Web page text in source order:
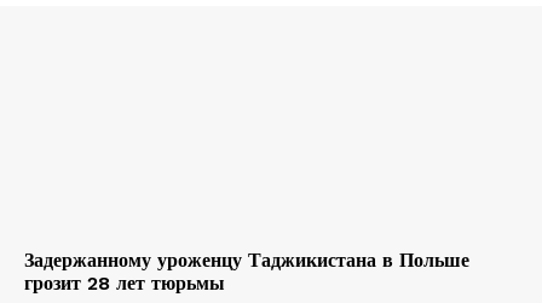
Задержанному уроженцу Таджикистана в Польше
грозит 28 лет тюрьмы